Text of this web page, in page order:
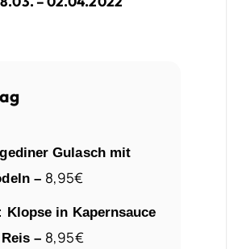
Gulasch mit
– 8,95€
Klopse in Kapernsauce
– 8,95€